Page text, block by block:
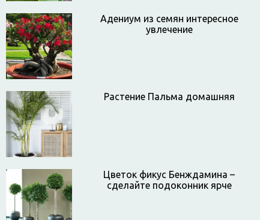
Адениум из семян интересное
увлечение
Растение Пальма домашняя
Цветок фикус Бенждамина –
сделайте подоконник ярче